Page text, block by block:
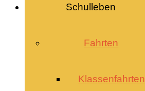
Schulleben
Fahrten
Klassenfahrten